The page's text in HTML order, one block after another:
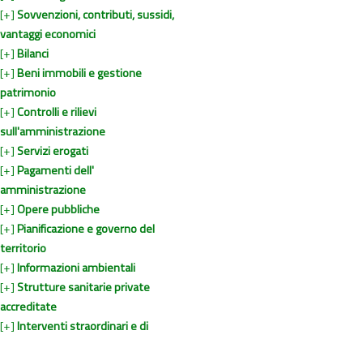
[+]Sovvenzioni, contributi, sussidi,
vantaggi economici
[+]Bilanci
[+]Beni immobili e gestione
patrimonio
[+]Controlli e rilievi
sull'amministrazione
[+]Servizi erogati
[+]Pagamenti dell'
amministrazione
[+]Opere pubbliche
[+]Pianificazione e governo del
territorio
[+]Informazioni ambientali
[+]Strutture sanitarie private
accreditate
[+]Interventi straordinari e di